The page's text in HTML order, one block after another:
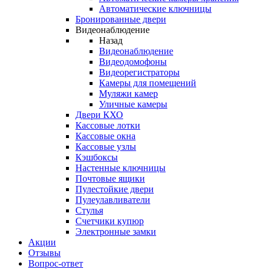
Автоматические ключницы
Бронированные двери
Видеонаблюдение
Назад
Видеонаблюдение
Видеодомофоны
Видеорегистраторы
Камеры для помещений
Муляжи камер
Уличные камеры
Двери КХО
Кассовые лотки
Кассовые окна
Кассовые узлы
Кэшбоксы
Настенные ключницы
Почтовые ящики
Пулестойкие двери
Пулеулавливатели
Стулья
Счетчики купюр
Электронные замки
Акции
Отзывы
Вопрос-ответ